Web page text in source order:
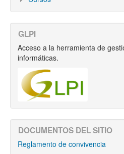
GLPI
Acceso a la herramienta de
informáticas.
DOCUMENTOS DEL SITIO
Reglamento de convivencia